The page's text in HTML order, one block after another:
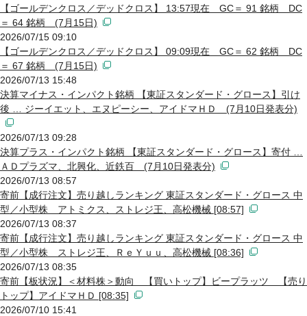
【ゴールデンクロス／デッドクロス】 13:57現在 GC＝ 91 銘柄 DC
＝ 64 銘柄 (7月15日)
2026/07/15 09:10
【ゴールデンクロス／デッドクロス】 09:09現在 GC＝ 62 銘柄 DC
＝ 67 銘柄 (7月15日)
2026/07/13 15:48
決算マイナス・インパクト銘柄 【東証スタンダード・グロース】引け
後 … ジーイエット、エヌピーシー、アイドマＨＤ (7月10日発表分)
2026/07/13 09:28
決算プラス・インパクト銘柄 【東証スタンダード・グロース】寄付 …
ＡＤプラズマ、北興化、近鉄百 (7月10日発表分)
2026/07/13 08:57
寄前【成行注文】売り越しランキング 東証スタンダード・グロース 中
型／小型株 アトミクス、ストレジ王、高松機械 [08:57]
2026/07/13 08:37
寄前【成行注文】売り越しランキング 東証スタンダード・グロース 中
型／小型株 ストレジ王、ＲｅＹｕｕ、高松機械 [08:36]
2026/07/13 08:35
寄前【板状況】＜材料株＞動向 【買いトップ】ビープラッツ 【売り
トップ】アイドマＨＤ [08:35]
2026/07/10 15:41